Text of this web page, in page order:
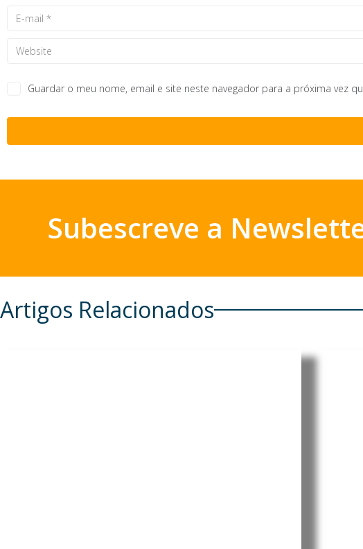
Guardar o meu nome, email e site neste navegador para a próxima vez
Subescreve a
Artigos Relacionados